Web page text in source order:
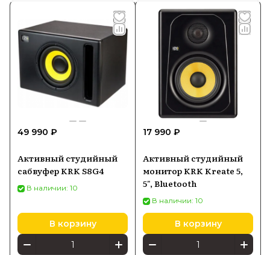
49 990 ₽
Активный студийный
сабвуфер KRK S8G4
В наличии: 10
В корзину
17 990 ₽
Активный студийный
монитор KRK Kreate 5,
5", Bluetooth
В наличии: 10
В корзину